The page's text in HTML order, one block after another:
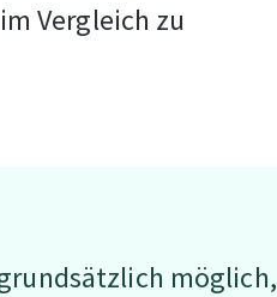
Vergleich zu
möglich,